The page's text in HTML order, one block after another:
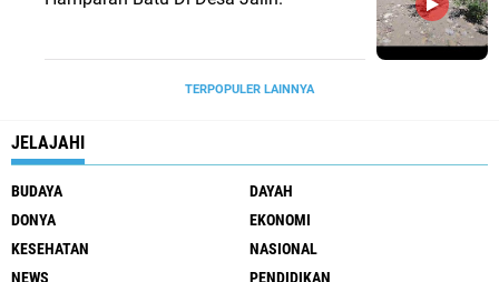
TERPOPULER LAINNYA
JELAJAHI
BUDAYA
DAYAH
DONYA
EKONOMI
KESEHATAN
NASIONAL
NEWS
PENDIDIKAN